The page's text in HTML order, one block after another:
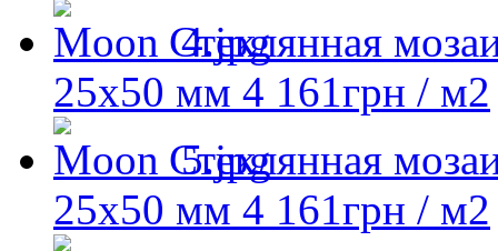
Стеклянная
25х50 мм 4 161грн / м2
Стеклянная
25х50 мм 4 161грн / м2